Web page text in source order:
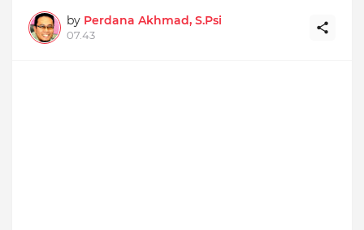
by Perdana Akhmad, S.Psi
07.43